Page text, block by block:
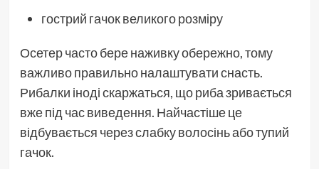
гострий гачок великого розміру
Осетер часто бере наживку обережно, тому
важливо правильно налаштувати снасть.
Рибалки іноді скаржаться, що риба зривається
вже під час виведення. Найчастіше це
відбувається через слабку волосінь або тупий
гачок.